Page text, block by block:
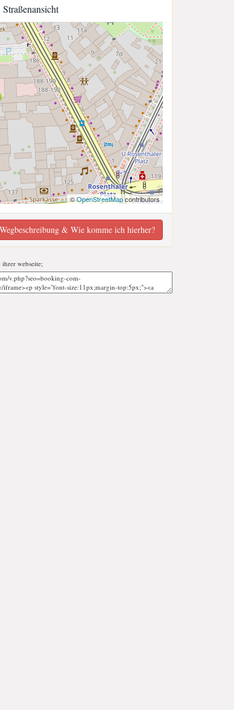
Straßenansicht
©OpenStreetMapcontributors
Wegbeschreibung & Wie komme ich hierher?
ihrer webseite;